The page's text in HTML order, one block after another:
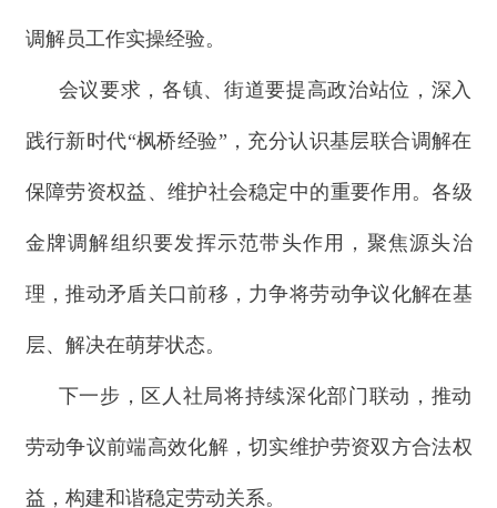
调解员工作实操经验。
会议要求，各镇、街道要提高政治站位，深入
践行新时代“枫桥经验”，充分认识基层联合调解在
保障劳资权益、维护社会稳定中的重要作用。各级
金牌调解组织要发挥示范带头作用，聚焦源头治
理，推动矛盾关口前移，力争将劳动争议化解在基
层、解决在萌芽状态。
下一步，区人社局将持续深化部门联动，推动
劳动争议前端高效化解，切实维护劳资双方合法权
益，构建和谐稳定劳动关系。